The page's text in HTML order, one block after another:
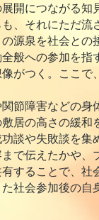
開につながる知
それにただ流
源泉を社会との
般への参加を
がつく。ここ
節障害などの身
居の高さの緩
談や失敗談を
で伝えたかや
することで、
社会参加後の自